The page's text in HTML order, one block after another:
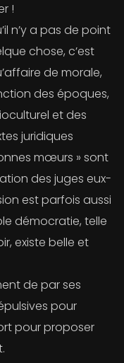
!
n’y a pas de point
chose, c’est
de morale,
des époques,
et des
juridiques
mœurs » sont
des juges eux-
est parfois aussi
démocratie, telle
existe belle et
de par ses
pour
pour proposer